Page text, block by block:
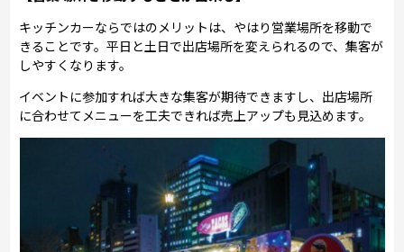
キッチンカーならではのメリットは、やはり営業場所を移動で
きることです。平日と土日で出店場所を変えられるので、集客が
しやすくなります。
イベントに参加すれば大きな集客が期待できますし、出店場所
に合わせてメニューを工夫できれば売上アップも見込めます。